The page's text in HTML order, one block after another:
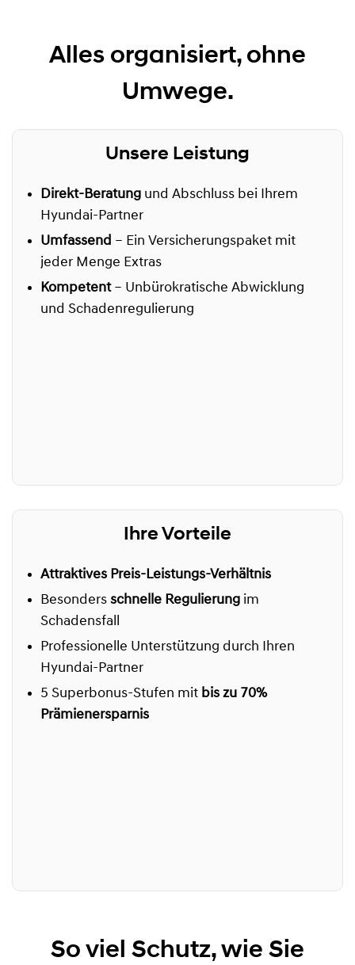
Alles organisiert, ohne
Umwege.
Unsere Leistung
Direkt-Beratung und Abschluss bei Ihrem
Hyundai-Partner
Umfassend – Ein Versicherungspaket mit
jeder Menge Extras
Kompetent– Unbürokratische Abwicklung
und Schadenregulierung
Ihre Vorteile
Attraktives Preis-Leistungs-Verhältnis
Besonders schnelle Regulierung im
Schadensfall
Professionelle Unterstützung durch Ihren
Hyundai-Partner
5 Superbonus-Stufen mit bis zu 70%
Prämienersparnis
So viel Schutz, wie Sie